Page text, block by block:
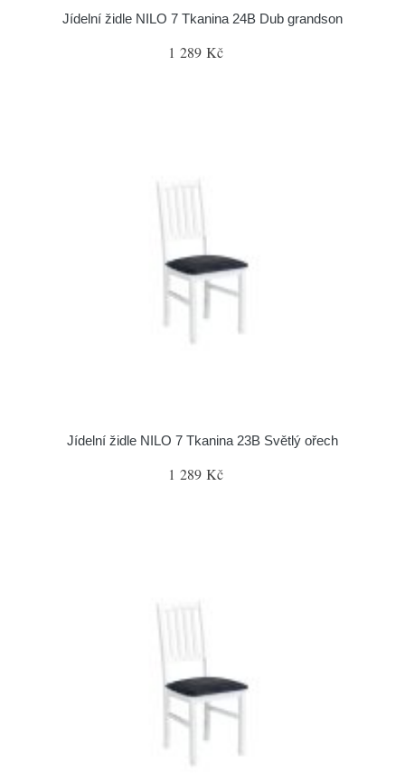
Jídelní židle NILO 7 Tkanina 24B Dub grandson
1 289 Kč
Jídelní židle NILO 7 Tkanina 23B Světlý ořech
1 289 Kč